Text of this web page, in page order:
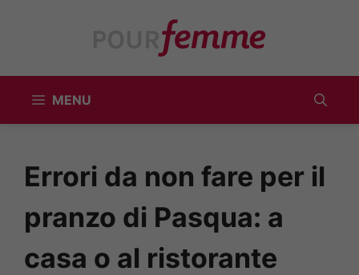
MENU
Errori da non fare per il
pranzo di Pasqua: a
casa o al ristorante